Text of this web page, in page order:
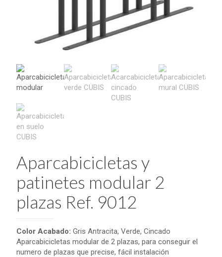
Aparcabicicletas y
patinetes modular 2
plazas Ref. 9012
Color Acabado: Gris Antracita, Verde, Cincado
Aparcabicicletas modular de 2 plazas, para conseguir el
numero de plazas que precise, fácil instalación